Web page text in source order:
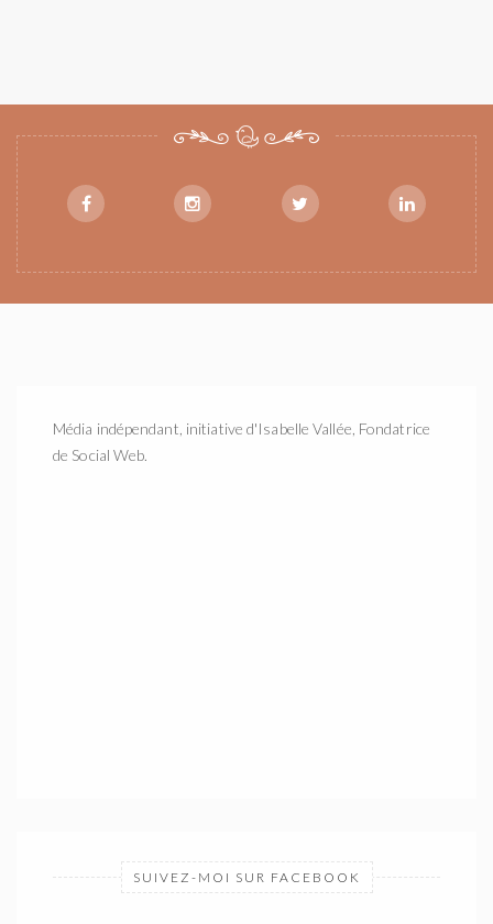
Média indépendant, initiative d'Isabelle Vallée, Fondatrice
de Social Web.
SUIVEZ-MOI SUR FACEBOOK